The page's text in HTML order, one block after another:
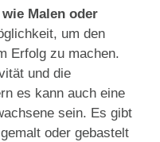
Malen oder
um den
Erfolg zu machen.
und die
es kann auch eine
sein. Es gibt
oder gebastelt